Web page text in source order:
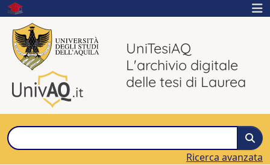
UniTesiAQ
L'archivio digitale
delle tesi di Laurea
Ricerca avanzata